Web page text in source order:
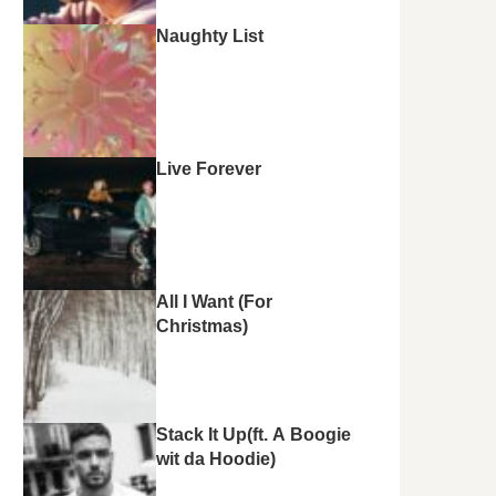
Naughty List
Live Forever
All I Want (For
Christmas)
Stack It Up(ft. A Boogie
wit da Hoodie)